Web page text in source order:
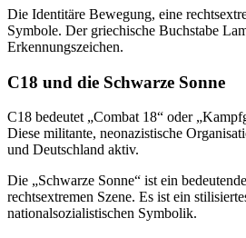
Die Identitäre Bewegung, eine
Symbole. Der griechische Buchstabe
Erkennungszeichen.
C18 und die Schwarze Sonne
C18 bedeutet „Combat 18“ oder
Diese militante, neonazistische
und Deutschland aktiv.
Die „Schwarze Sonne“ ist ein
rechtsextremen Szene. Es ist ein
nationalsozialistischen Symbolik.